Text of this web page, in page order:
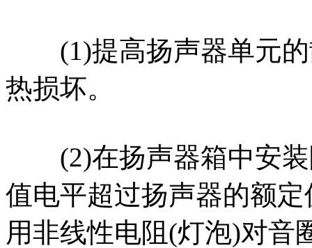
(1)提高扬声器单元的
热损坏。
(2)在扬声器箱中安装
值电平超过扬声器的额
用非线性电阻(灯泡)对音